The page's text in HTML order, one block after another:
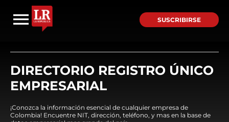
SUSCRIBIRSE
DIRECTORIO REGISTRO ÚNICO
EMPRESARIAL
¡Conozca la información esencial de cualquier empresa de
Colombia! Encuentre NIT, dirección, teléfono, y mas en la base de